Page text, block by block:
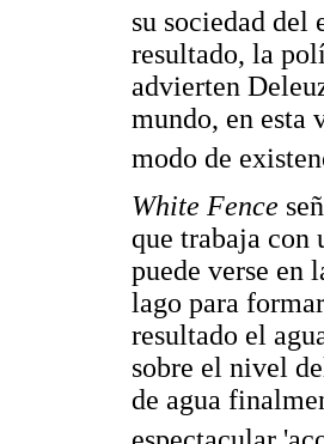
su sociedad del
resultado, la
advierten
mundo, en esta
modo de
White Fence
que trabaja con
puede verse en
lago para
resultado el
sobre el nivel
de agua